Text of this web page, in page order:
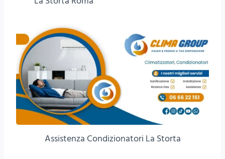
Assistenza Condizionatori La Storta